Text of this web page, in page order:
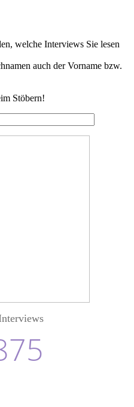
welche Interviews Sie lesen
auch der Vorname bzw.
Stöbern!